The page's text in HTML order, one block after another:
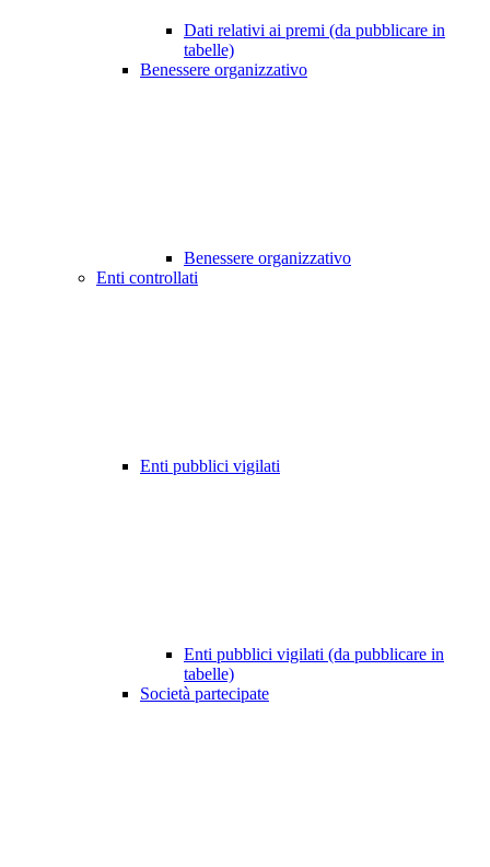
Dati relativi ai premi (da pubblicare in
tabelle)
Benessere organizzativo
Benessere organizzativo
Enti controllati
Enti pubblici vigilati
Enti pubblici vigilati (da pubblicare in
tabelle)
Società partecipate